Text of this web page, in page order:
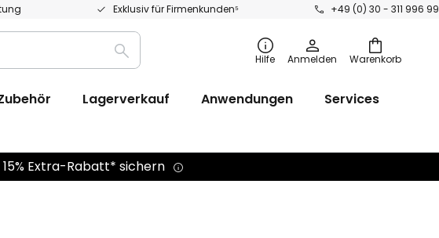
Exklusiv für Firmenkunden⁵ +49 (0) 30 - 311 996 99
Warenkorb
Suche Hilfe Anmelden
Lagerverkauf Anwendungen
Services
Extra-Rabatt* sichern